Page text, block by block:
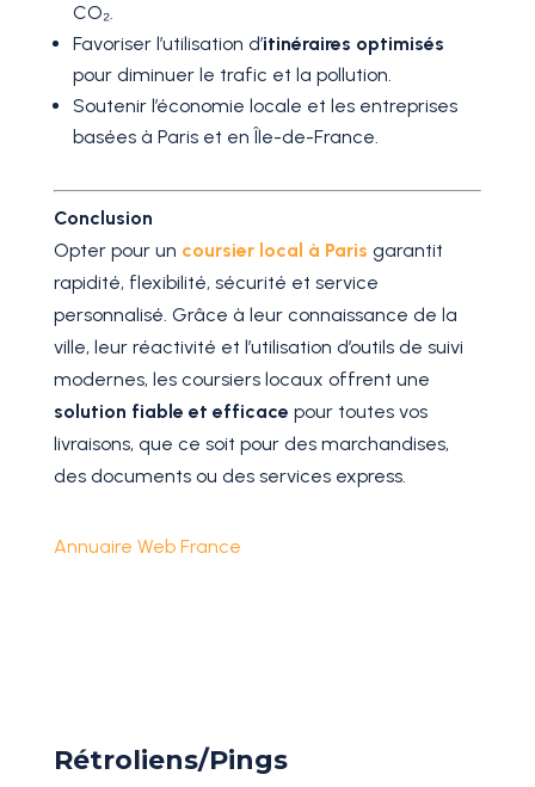
CO₂.
Favoriser l’utilisation d’itinéraires optimisés
pour diminuer le trafic et la pollution.
Soutenir l’économie locale et les entreprises
basées à Paris et en Île-de-France.
Conclusion
Opter pour un coursier local à Paris garantit
rapidité, flexibilité, sécurité et service
personnalisé. Grâce à leur connaissance de la
ville, leur réactivité et l’utilisation d’outils de suivi
modernes, les coursiers locaux offrent une
solution fiable et efficace pour toutes vos
livraisons, que ce soit pour des marchandises,
des documents ou des services express.
Annuaire Web France
Rétroliens/Pings